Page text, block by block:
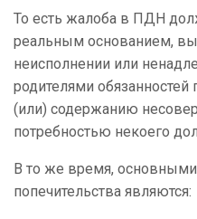
То есть жалоба в ПДН
реальным основанием,
неисполнении или
родителями
(или) содержанию
потребностью некоего
В то же время,
попечительства являются: